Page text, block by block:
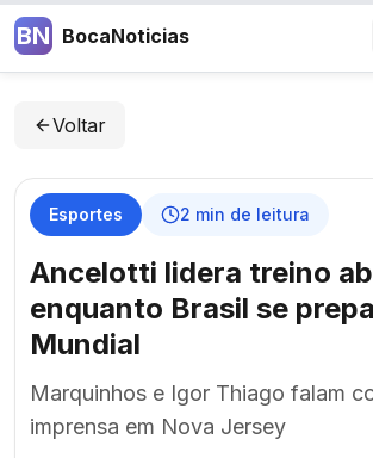
BN BocaNoticias
Voltar
Esportes 2 min de leitura
Ancelotti lidera treino
enquanto Brasil se
Mundial
Marquinhos e Igor Thiago falam
imprensa em Nova Jersey